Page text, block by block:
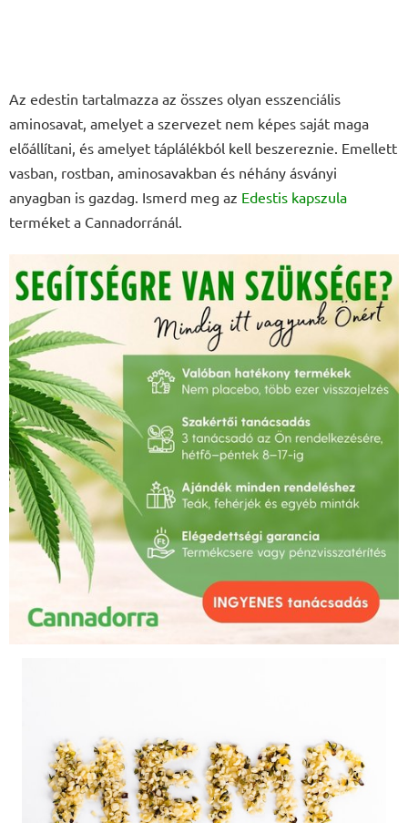
Az edestin tartalmazza az összes olyan esszenciális
aminosavat, amelyet a szervezet nem képes saját maga
előállítani, és amelyet táplálékból kell beszereznie. Emellett
vasban, rostban, aminosavakban és néhány ásványi
anyagban is gazdag. Ismerd meg az Edestis kapszula
terméket a Cannadorránál.